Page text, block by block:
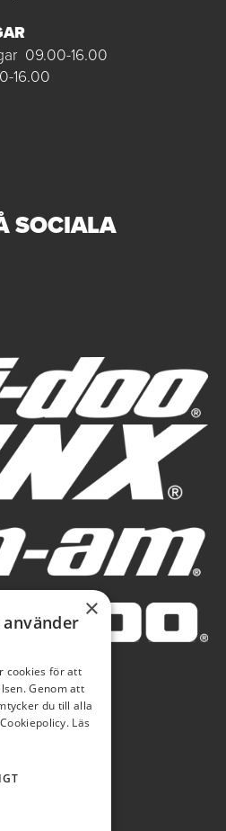
09.00-16.00
16.00
SOCIALA
×
cookies för att
Genom att
du till alla
Läs